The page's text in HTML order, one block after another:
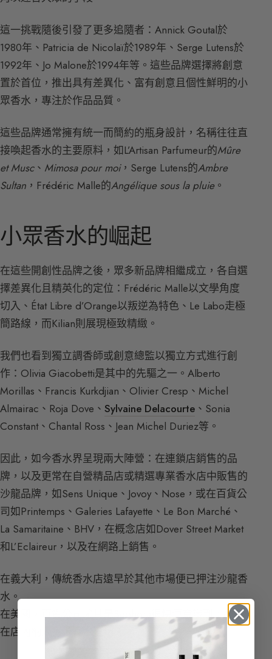
這一挑戰隨後引發了更多追隨者：Annick Goutal於
1980年、Patricia de Nicolaï於1989年、Serge Lutens於
1992年、Jo Malone於1994年等。這些品牌選擇將創意
置於首位，推出具有差異化、富有創意且個性鮮明的小
眾香水，專注於作品品質。
這些品牌通常擁有統一而簡約的瓶身設計，名稱往往直
接喚起香水的主要原料，如L’Artisan Parfumeur的Mûre
et Musc、 Mimosa pour moi，Serge Lutens的Ambre
Sultan ，Frédéric Malle的Angélique sous la pluie。
小眾香水的崛起
在這些開創性品牌之後，眾多新品牌相繼成立，各自選
擇差異化且精英化的定位：Frédéric Malle以文學角度
切入、État Libre d’Orange以叛逆為特色、Le Labo走極
簡路線，而Kilian則展現極致精緻。
我們也看到獨立調香師或創意總監以獨立方式進行創
作：Olivia Giacobetti是其中的先驅之一。Alberto
Morillas、Francis Kurkdjian、Olivier Cresp、Michel
Almairac、Roja Dove、 Sylvaine Delacourte 、Sonia
Constant、Chantal Ross、Jean Michel Duriez等。
因此，如今香水界呈現兩大陣營：在連鎖店銷售的品
牌，以及更常在自營精品店或精選專業香水店中販售的
沙龍品牌，如Sens Unique、Jovoy、Nose，或在百貨公
司如Printemps、Galeries Lafayette、Le Bon Marché、
La Samaritaine、BHV，在概念店如Dover Street Market
和L’Eclaireur，以及在網路上銷售。
在義大利，傳統香水店遠早於其他市場便已押注沙龍香
水。
在美國，百貨公司尤其是Sephora很快便意識到，必須
在店內納入另類香水選項。